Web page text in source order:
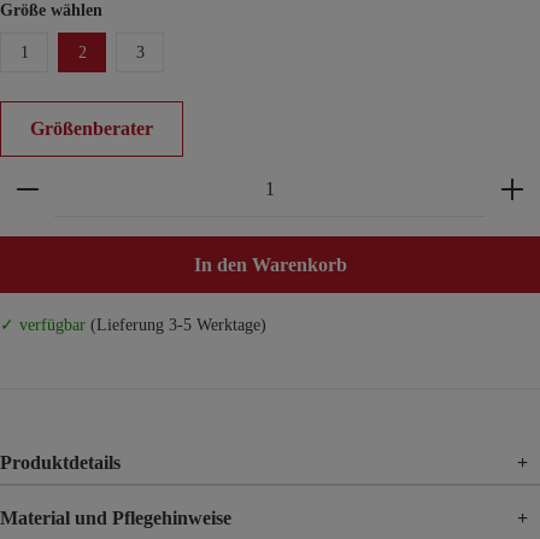
Größe wählen
1 2 3
Größenberater
Produkt Anzahl: Gib den gewünschten Wert ein
In den Warenkorb
✓ verfügbar (Lieferung 3-5 Werktage)
Produktdetails +
Material und Pflegehinweise +